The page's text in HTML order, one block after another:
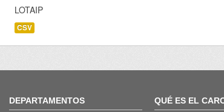
LOTAIP
CSV
DEPARTAMENTOS QUÉ ES EL